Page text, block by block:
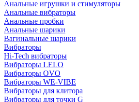
Анальные игрушки и стимуляторы
Анальные вибраторы
Анальные пробки
Анальные шарики
Вагинальные шарики
Вибраторы
Hi-Tech вибраторы
Вибраторы LELO
Вибраторы OVO
Вибраторы WE-VIBE
Вибраторы для клитора
Вибраторы для точки G